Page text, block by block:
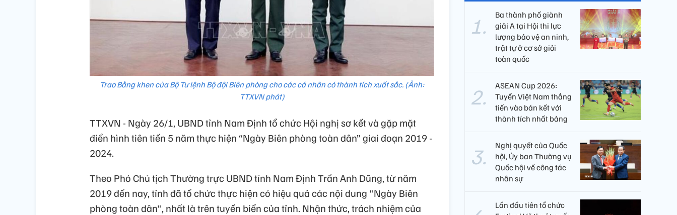
Trao Bằng khen của Bộ Tư lệnh Bộ đội Biên phòng cho các cá nhân có thành tích xuất sắc. (Ảnh:
TTXVN phát)
TTXVN - Ngày 26/1, UBND tỉnh Nam Định tổ chức Hội nghị sơ kết và gặp mặt
điển hình tiên tiến 5 năm thực hiện “Ngày Biên phòng toàn dân” giai đoạn 2019 -
2024.
Theo Phó Chủ tịch Thường trực UBND tỉnh Nam Định Trần Anh Dũng, từ năm
2019 đến nay, tỉnh đã tổ chức thực hiện có hiệu quả các nội dung "Ngày Biên
phòng toàn dân", nhất là trên tuyến biển của tỉnh. Nhận thức, trách nhiệm của
Ba thành phố giành
giải A tại Hội thi lực
lượng bảo vệ an ninh,
trật tự ở cơ sở giỏi
toàn quốc
ASEAN Cup 2026:
Tuyển Việt Nam thẳng
tiến vào bán kết với
thành tích nhất bảng
Nghị quyết của Quốc
hội, Ủy ban Thường vụ
Quốc hội về công tác
nhân sự
Lần đầu tiên tổ chức